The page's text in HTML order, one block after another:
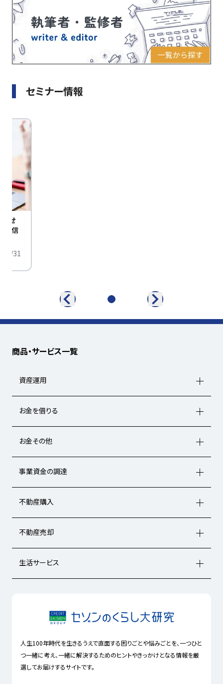
セミナー情報
ませ
配信
01/31
商品・サービス一覧
資産運用
お金を借りる
お金その他
事業資金の調達
不動産購入
不動産売却
生活サービス
人生100年時代を生きるうえで直面する困りごとや悩みごとを、一つひと
つ一緒に考え、一緒に解決するためのヒントやきっかけとなる情報を厳
選してお届けするサイトです。